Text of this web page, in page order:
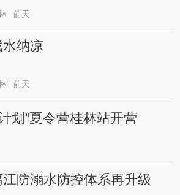
前天
水纳凉
前天
划”夏令营桂林站开营
江防溺水防控体系再升级